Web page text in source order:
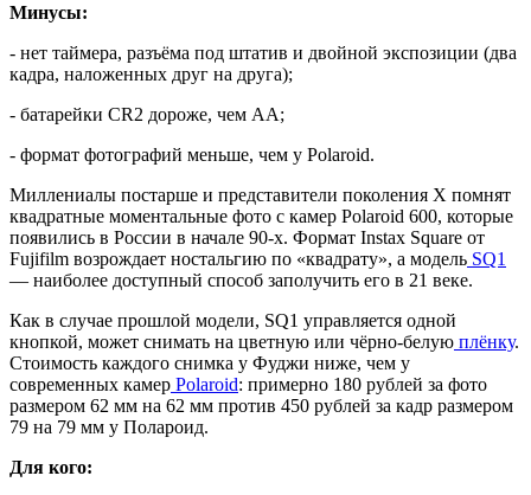
Минусы:
- нет таймера, разъёма под штатив и двойной экспозиции (два
кадра, наложенных друг на друга);
- батарейки CR2 дороже, чем АА;
- формат фотографий меньше, чем у Polaroid.
Миллениалы постарше и представители поколения X помнят
квадратные моментальные фото с камер Polaroid 600, которые
появились в России в начале 90-х. Формат Instax Square от
Fujifilm возрождает ностальгию по «квадрату», а модель SQ1
— наиболее доступный способ заполучить его в 21 веке.
Как в случае прошлой модели, SQ1 управляется одной
кнопкой, может снимать на цветную или чёрно-белую плёнку.
Стоимость каждого снимка у Фуджи ниже, чем у
современных камер Polaroid: примерно 180 рублей за фото
размером 62 мм на 62 мм против 450 рублей за кадр размером
79 на 79 мм у Полароид.
Для кого: